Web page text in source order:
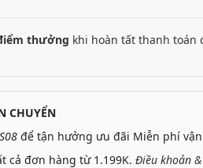
thưởng khi hoàn tất thanh toán
CHUYỂN
để tận hưởng ưu đãi Miễn phí vận
cả đơn hàng từ 1.199K. Điều khoản &